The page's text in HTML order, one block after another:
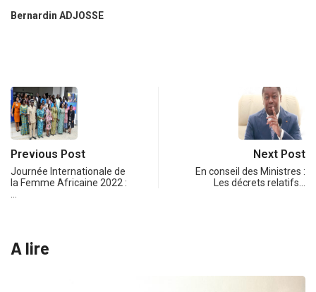
Bernardin ADJOSSE
Previous Post
Journée Internationale de
la Femme Africaine 2022 :
…
Next Post
En conseil des Ministres :
Les décrets relatifs…
A lire